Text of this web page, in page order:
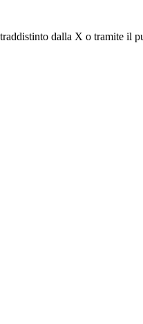
dalla X o tramite il